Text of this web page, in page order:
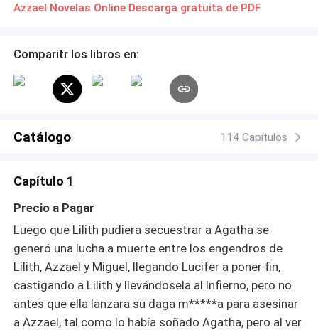
poder llevar a Agatha a beber de las aguas del Edén y así
Reencuentro de Amantes
Azzael Novelas Online Descarga gratuita de PDF
Comparitr los libros en:
Catálogo 114 Capítulos
Capítulo 1
Precio a Pagar
Luego que Lilith pudiera secuestrar a Agatha se
generó una lucha a muerte entre los engendros de
Lilith, Azzael y Miguel, llegando Lucifer a poner fin,
castigando a Lilith y llevándosela al Infierno, pero no
antes que ella lanzara su daga m*****a para asesinar
a Azzael, tal como lo había soñado Agatha, pero al ver